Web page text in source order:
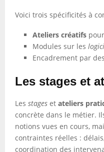
Voici trois spécificités à
Ateliers créatifs
Modules sur les
Encadrement par des
Les stages et
Les stages et ateliers
concrète dans le métier.
notions vues en cours,
contraintes réelles :
coordination des